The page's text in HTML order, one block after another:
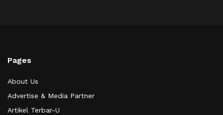
Pages
About Us
Advertise & Media Partner
Artikel Terbar-U